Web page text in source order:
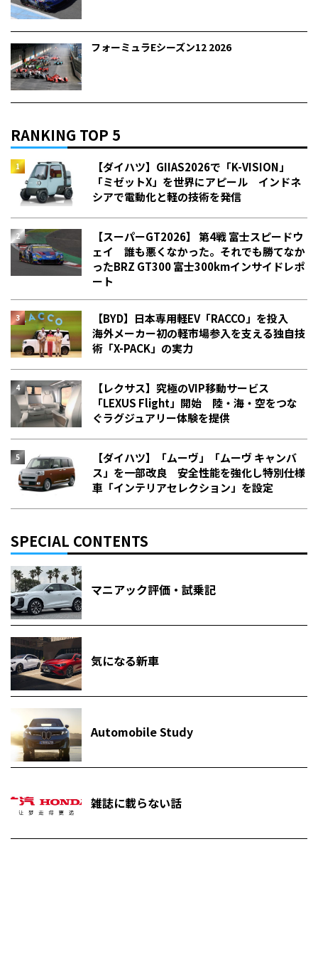
フォーミュラEシーズン12 2026
RANKING TOP 5
【ダイハツ】GIIAS2026で「K-VISION」
「ミゼットX」を世界にアピール インドネ
シアで電動化と軽の技術を発信
【スーパーGT2026】 第4戦 富士スピードウ
ェイ 誰も悪くなかった。それでも勝てなか
った――BRZ GT300 富士300kmインサイドレポ
ート
【BYD】日本専用軽EV「RACCO」を投入
海外メーカー初の軽市場参入を支える独自技
術「X-PACK」の実力
【レクサス】究極のVIP移動サービス
「LEXUS Flight」開始 陸・海・空をつな
ぐラグジュアリー体験を提供
【ダイハツ】「ムーヴ」「ムーヴ キャンバ
ス」を一部改良 安全性能を強化し特別仕様
車「インテリアセレクション」を設定
SPECIAL CONTENTS
マニアック評価・試乗記
気になる新車
Automobile Study
雑誌に載らない話